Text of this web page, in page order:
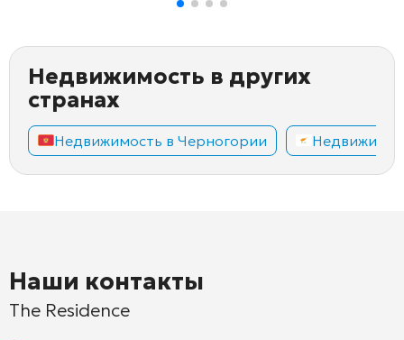
Недвижимость в других
странах
Недвижимость в Черногории
Наши контакты
The Residence